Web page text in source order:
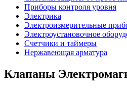
Приборы контроля уровня
Электрика
Электроизмерительные
Электроустановочное
Счетчики и таймеры
Нержавеющая арматура
Клапаны